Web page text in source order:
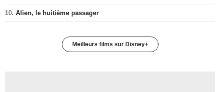
10. Alien, le huitième passager
Meilleurs films sur Disney+